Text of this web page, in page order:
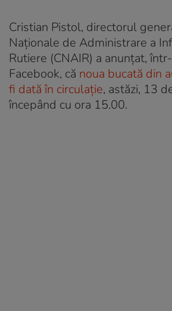
Cristian Pistol, directorul
Naționale de Administrare a
Rutiere (CNAIR) a anunțat,
Facebook, că noua bucată din
fi dată în circulație, astăzi, 13
începând cu ora 15.00.